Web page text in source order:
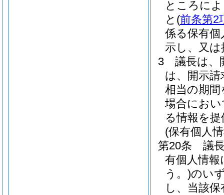
ところに
と (前条第2
係る保有
示し、又
3
議長は、
は、開示
相当の期
場合にお
る情報を
(保有個人
第20条
議
有個人情報
う。)のい
し、当該